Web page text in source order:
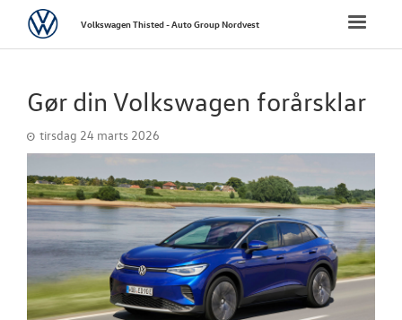
BRUGTE BILER
VÆRKSTED
TILBEHØR
Toggle
VolkswagenVolkswagen Thisted - Auto Group Nordvest
Gør din Volkswagen forårsklar
tirsdag 24 marts 2026